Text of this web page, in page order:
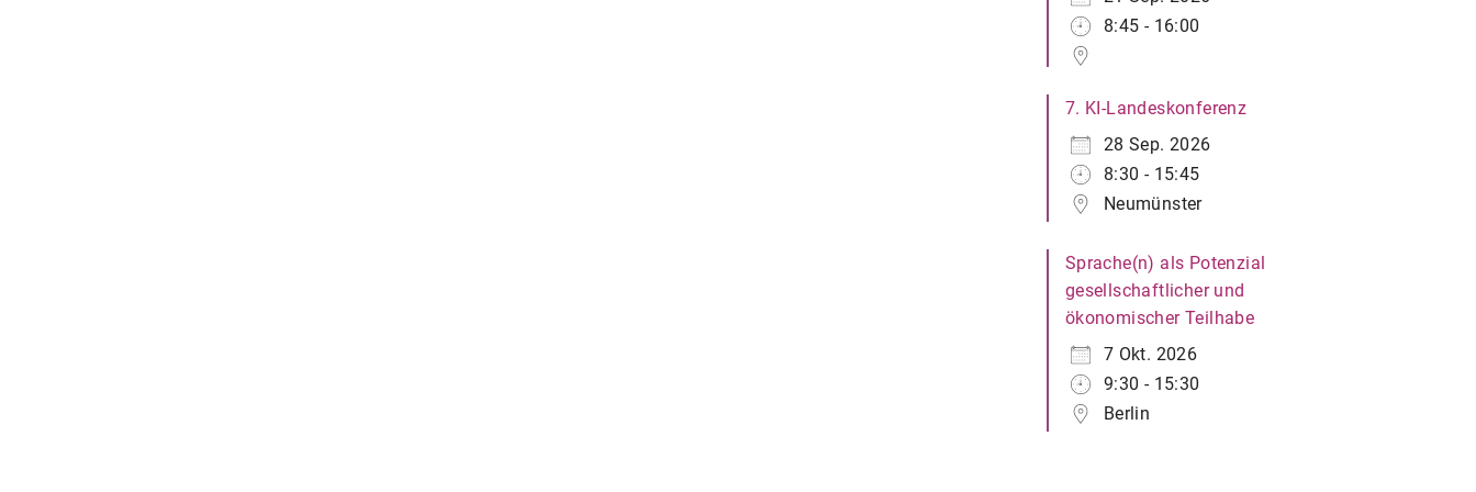
8:45 - 16:00
7. KI-Landeskonferenz
28 Sep. 2026
8:30 - 15:45
Neumünster
Sprache(n) als Potenzial
gesellschaftlicher und
ökonomischer Teilhabe
7 Okt. 2026
9:30 - 15:30
Berlin